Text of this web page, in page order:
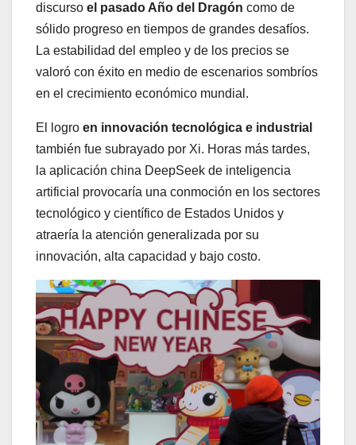
discurso el pasado Año del Dragón como de
sólido progreso en tiempos de grandes desafíos.
La estabilidad del empleo y de los precios se
valoró con éxito en medio de escenarios sombríos
en el crecimiento económico mundial.
El logro en innovación tecnológica e industrial
también fue subrayado por Xi. Horas más tardes,
la aplicación china DeepSeek de inteligencia
artificial provocaría una conmoción en los sectores
tecnológico y científico de Estados Unidos y
atraería la atención generalizada por su
innovación, alta capacidad y bajo costo.